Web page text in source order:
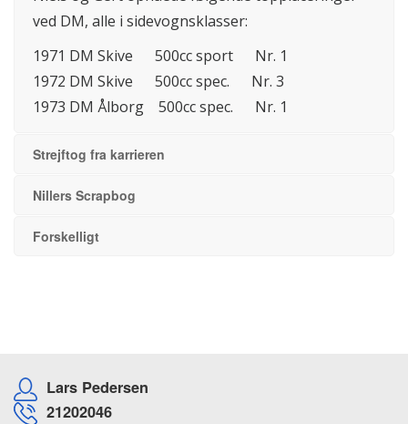
ved DM, alle i sidevognsklasser:
1971 DM Skive 500cc sport Nr. 1
1972 DM Skive 500cc spec. Nr. 3
1973 DM Ålborg 500cc spec. Nr. 1
Strejftog fra karrieren
Nillers Scrapbog
Forskelligt
Lars Pedersen
21202046